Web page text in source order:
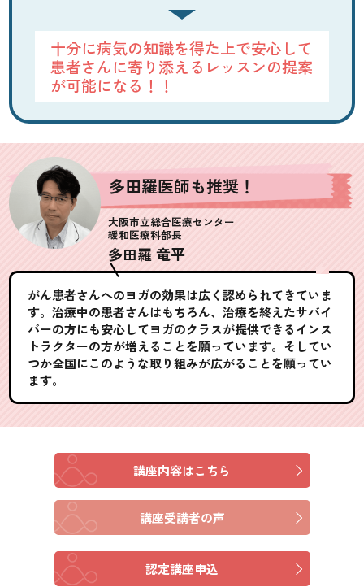
十分に病気の知識を得た上で安心して
患者さんに寄り添えるレッスンの提案
が可能になる！！
多田羅医師も推奨！
大阪市立総合医療センター
緩和医療科部長
多田羅 竜平
がん患者さんへのヨガの効果は広く認められてきていま
す。治療中の患者さんはもちろん、治療を終えたサバイ
バーの方にも安心してヨガのクラスが提供できるインス
トラクターの方が増えることを願っています。そしてい
つか全国にこのような取り組みが広がることを願ってい
ます。
講座内容はこちら
講座受講者の声
認定講座申込